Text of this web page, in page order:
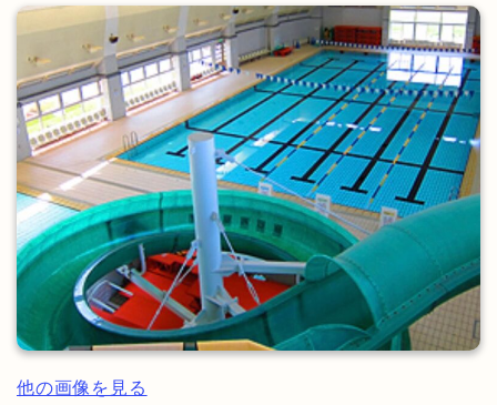
他の画像を見る